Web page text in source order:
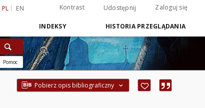
PL EN Kontrast Udostępnij Zaloguj się
INDEKSY HISTORIA PRZEGLĄDANIA
Pomoc
Pobierz opis bibliograficzny